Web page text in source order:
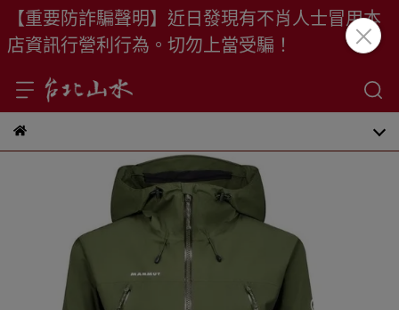
【重要防詐騙聲明】近日發現有不肖人士冒用本
店資訊行營利行為。切勿上當受騙！